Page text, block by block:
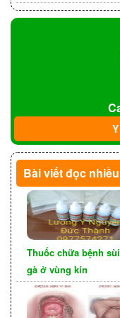
hiệu quả trong
Các cấp
cung
Viêm lộ tuyến
Bài viết đọc nhiều
Thuốc chữa bệnh
gà ở vùng kín